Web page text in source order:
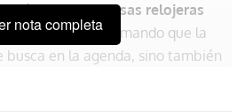
a31 de las casas relojeras
, confirmando que la
busca en la agenda, sino también
nota completa